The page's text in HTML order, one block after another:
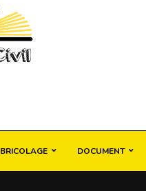
BRICOLAGE DOCUMENT